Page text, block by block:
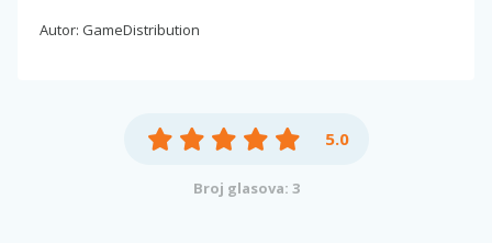
Autor: GameDistribution
5.0
Broj glasova: 3